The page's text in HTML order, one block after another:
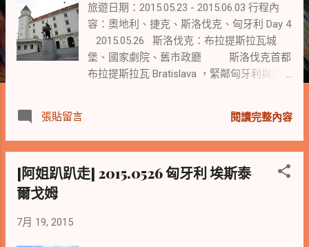
旅遊日期：2015.05.23 - 2015.06.03 行程內
容：奧地利、捷克、斯洛伐克、匈牙利 Day 4
2015.05.26 斯洛伐克：布拉提斯拉瓦城
堡、國家劇院、舊市政廳 斯洛伐克首都
布拉提斯拉瓦 Bratislava ，緊鄰匈牙利與奧
的遊客，會在此小作停留。 布拉提斯拉瓦距
離維也納不到60公里，搭電氣火車僅需一小
長期使用德語名稱普萊斯堡(Pressburg)，並
張貼留言 閱讀完整內容
[阿姐趴趴走] 2015.0526 匈牙利 埃斯泰
爾戈姆
7月 19, 2015